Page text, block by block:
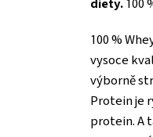
diety. 100
100 %
vysoce
výborně
Protein je
protein. A